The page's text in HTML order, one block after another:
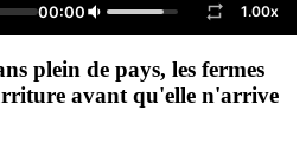
00:00 1.00x
plein de pays, les fermes
avant qu'elle n'arrive